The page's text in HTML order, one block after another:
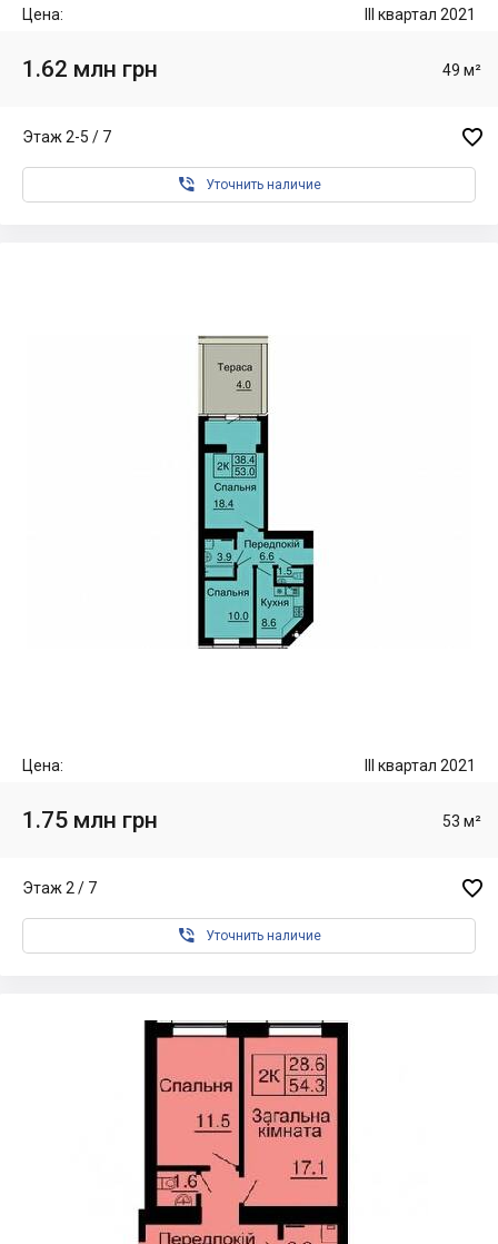
Цена: III квартал 2021
1.62 млн грн 49 м²
Этаж 2-5 / 7 
 Уточнить наличие
Цена: III квартал 2021
1.75 млн грн 53 м²
Этаж 2 / 7 
 Уточнить наличие